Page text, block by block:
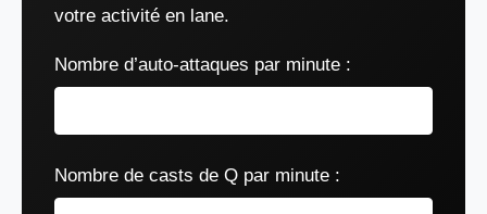
votre activité en lane.
Nombre d’auto-attaques par minute :
Nombre de casts de Q par minute :